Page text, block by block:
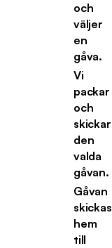
och
väljer
en
gåva.
Vi
packar
och
skickar
den
valda
gåvan.
Gåvan
skickas
hem
till